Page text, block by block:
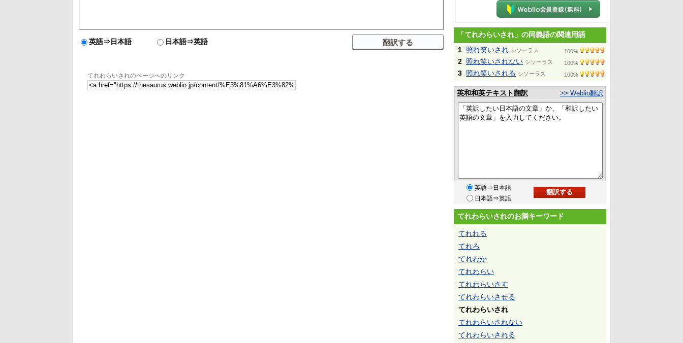
英語⇒日本語 日本語⇒英語
てれわらいされのページへのリンク
「てれわらいされ」の同義語の関連用語
1 照れ笑いされ シソーラス 100%
2 照れ笑いされない シソーラス 100%
3 照れ笑いされる シソーラス 100%
英和和英テキスト翻訳 >> Weblio翻訳
英語⇒日本語
日本語⇒英語
てれわらいされのお隣キーワード
てれれる
てれろ
てれわか
てれわらい
てれわらいさす
てれわらいさせる
てれわらいされ
てれわらいされない
てれわらいされる